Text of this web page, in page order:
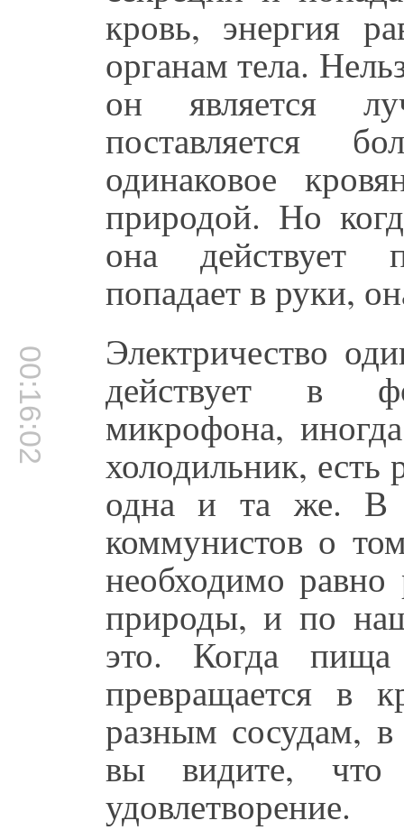
кровь, энергия
органам тела.
он является
поставляется
одинаковое
природой. Но
она действует
попадает в руки,
00:16:02 Электричество
действует в
микрофона,
холодильник, есть
одна и та же. В
коммунистов о
необходимо равно
природы, и по
это. Когда пища
превращается в
разным сосудам,
вы видите,
удовлетворение.